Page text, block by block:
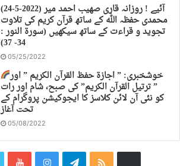
(24-5-2022) آئیے ! روزانہ قاری صهیب احمد میر
محمدی حفظہ اللہ کے ساتھ قرآن کریم کی تلاوت
تجوید و قراءت کے ساتھ سیکھیں (سورة النور :
34- 37)
05/25/2022
خوشخبری: ” اجازة حفظ القرآن الكريم ” اور
” ترتیل القرآن الكريم” کی صبح، شام اور رات
کو نئی آن لائن کلاسز کا ایجوکیشن پروگرام کے
تحت آغاز
05/08/2022